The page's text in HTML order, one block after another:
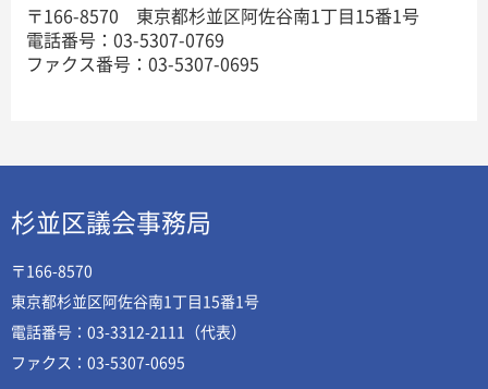
〒166-8570 東京都杉並区阿佐谷南1丁目15番1号
電話番号：03-5307-0769
ファクス番号：03-5307-0695
杉並区議会事務局
〒166-8570
東京都杉並区阿佐谷南1丁目15番1号
電話番号：03-3312-2111（代表）
ファクス：03-5307-0695